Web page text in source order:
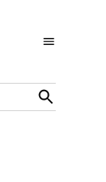
Open
Search